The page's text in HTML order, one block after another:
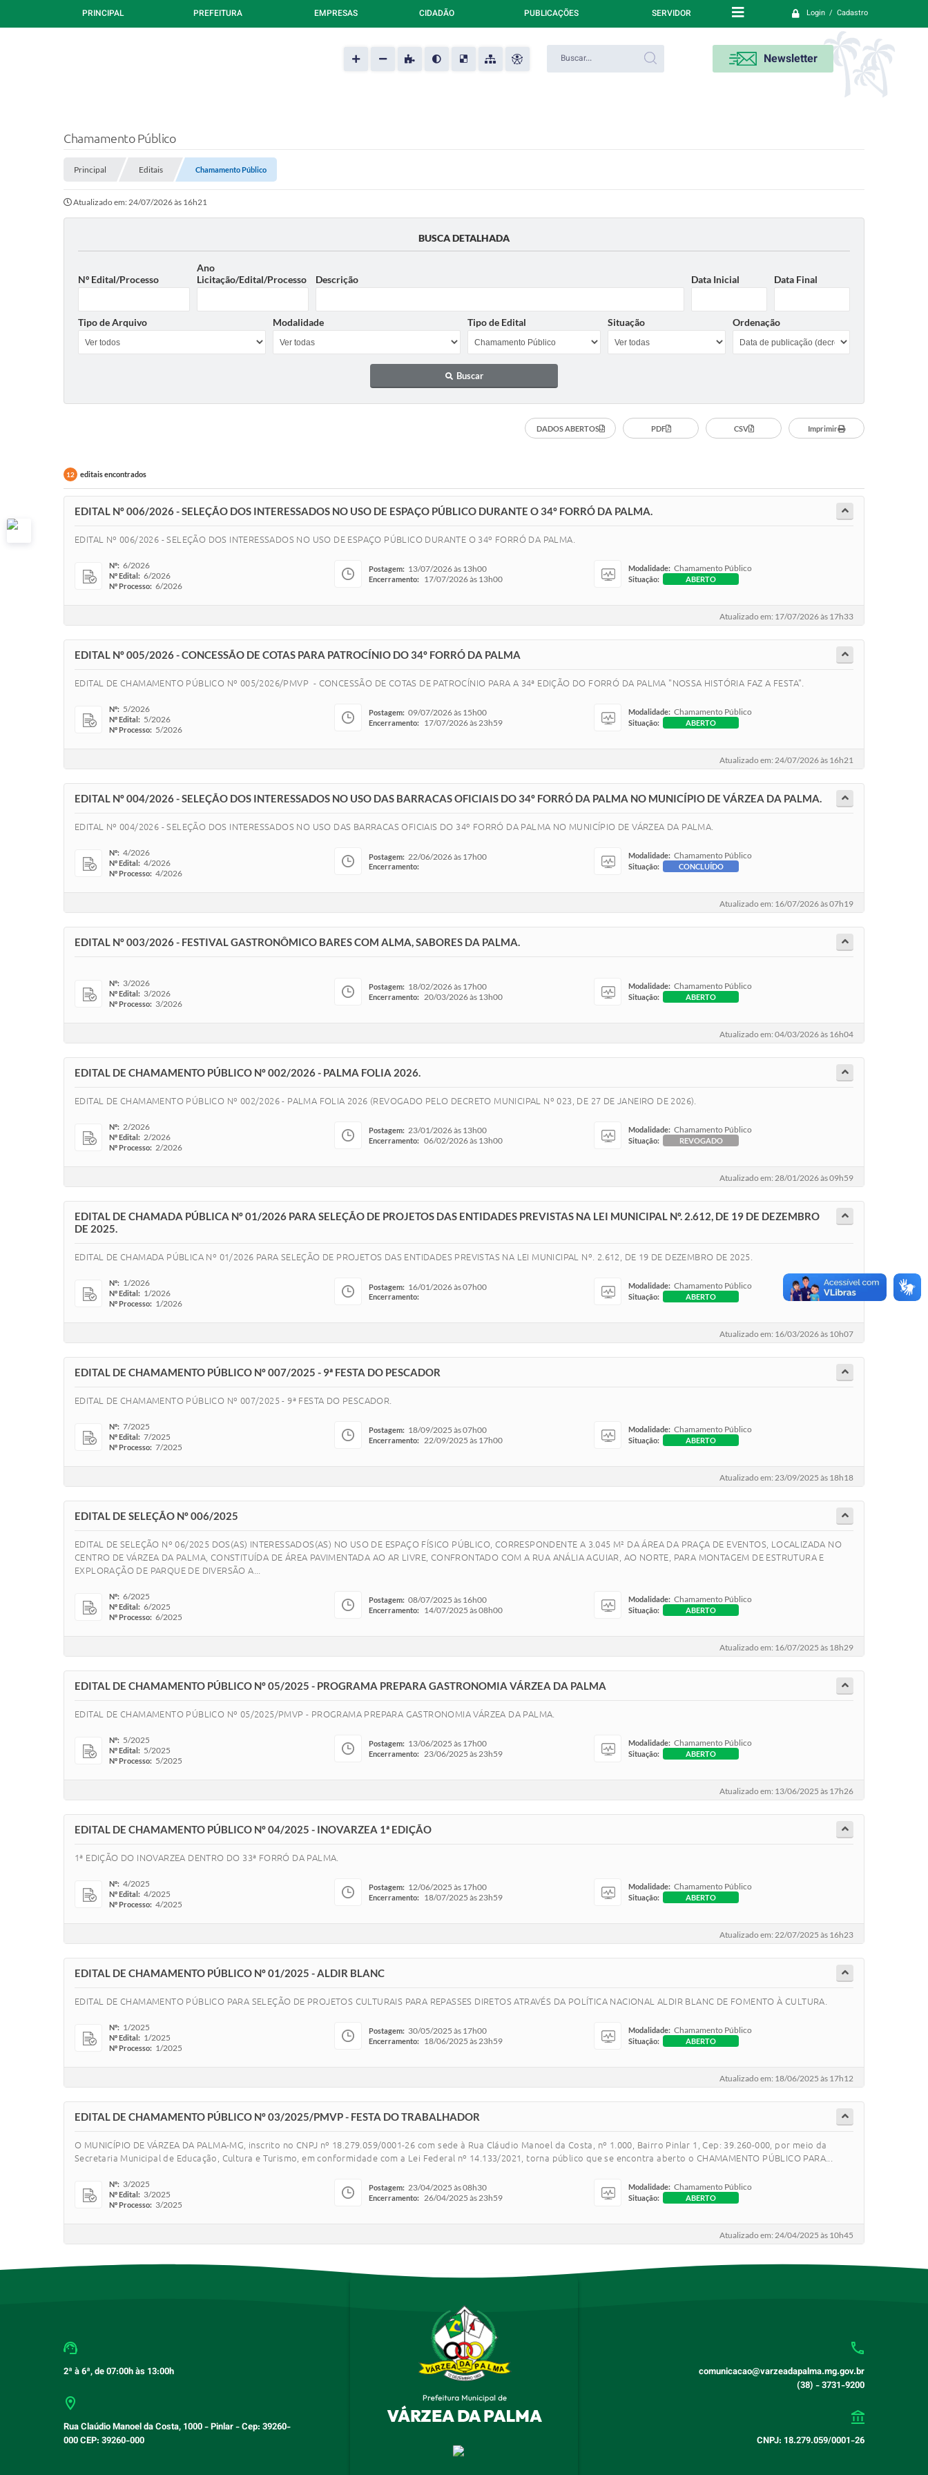
Login / Cadastro
PRINCIPAL PREFEITURA EMPRESAS CIDADÃO PUBLICAÇÕES SERVIDOR
Newsletter
Chamamento Público
Principal Editais Chamamento Público
Atualizado em: 24/07/2026 às 16h21
BUSCA DETALHADA
Nº Edital/Processo
Ano
Licitação/Edital/Processo
Descrição Data Inicial Data Final
Tipo de Arquivo Modalidade Tipo de Edital Situação Ordenação
Buscar
DADOS ABERTOS PDF CSV Imprimir
12 editais encontrados
EDITAL Nº 006/2026 - SELEÇÃO DOS INTERESSADOS NO USO DE ESPAÇO PÚBLICO DURANTE O 34º FORRÓ DA PALMA.
EDITAL Nº 006/2026 - SELEÇÃO DOS INTERESSADOS NO USO DE ESPAÇO PÚBLICO DURANTE O 34º FORRÓ DA PALMA.
Nº: 6/2026
Nº Edital: 6/2026
Nº Processo: 6/2026
Postagem: 13/07/2026 às 13h00
Encerramento: 17/07/2026 às 13h00
Modalidade: Chamamento Público
Situação: ABERTO
Atualizado em: 17/07/2026 às 17h33
EDITAL Nº 005/2026 - CONCESSÃO DE COTAS PARA PATROCÍNIO DO 34º FORRÓ DA PALMA
EDITAL DE CHAMAMENTO PÚBLICO Nº 005/2026/PMVP - CONCESSÃO DE COTAS DE PATROCÍNIO PARA A 34ª EDIÇÃO DO FORRÓ DA PALMA "NOSSA HISTÓRIA FAZ A FESTA".
Nº: 5/2026
Nº Edital: 5/2026
Nº Processo: 5/2026
Postagem: 09/07/2026 às 15h00
Encerramento: 17/07/2026 às 23h59
Modalidade: Chamamento Público
Situação: ABERTO
Atualizado em: 24/07/2026 às 16h21
EDITAL Nº 004/2026 - SELEÇÃO DOS INTERESSADOS NO USO DAS BARRACAS OFICIAIS DO 34º FORRÓ DA PALMA NO MUNICÍPIO DE VÁRZEA DA PALMA.
EDITAL Nº 004/2026 - SELEÇÃO DOS INTERESSADOS NO USO DAS BARRACAS OFICIAIS DO 34º FORRÓ DA PALMA NO MUNICÍPIO DE VÁRZEA DA PALMA.
Nº: 4/2026
Nº Edital: 4/2026
Nº Processo: 4/2026
Postagem: 22/06/2026 às 17h00
Encerramento:
Modalidade: Chamamento Público
Situação: CONCLUÍDO
Atualizado em: 16/07/2026 às 07h19
EDITAL Nº 003/2026 - FESTIVAL GASTRONÔMICO BARES COM ALMA, SABORES DA PALMA.
Nº: 3/2026
Nº Edital: 3/2026
Nº Processo: 3/2026
Postagem: 18/02/2026 às 17h00
Encerramento: 20/03/2026 às 13h00
Modalidade: Chamamento Público
Situação: ABERTO
Atualizado em: 04/03/2026 às 16h04
EDITAL DE CHAMAMENTO PÚBLICO Nº 002/2026 - PALMA FOLIA 2026.
EDITAL DE CHAMAMENTO PÚBLICO Nº 002/2026 - PALMA FOLIA 2026 (REVOGADO PELO DECRETO MUNICIPAL Nº 023, DE 27 DE JANEIRO DE 2026).
Nº: 2/2026
Nº Edital: 2/2026
Nº Processo: 2/2026
Postagem: 23/01/2026 às 13h00
Encerramento: 06/02/2026 às 13h00
Modalidade: Chamamento Público
Situação: REVOGADO
Atualizado em: 28/01/2026 às 09h59
EDITAL DE CHAMADA PÚBLICA Nº 01/2026 PARA SELEÇÃO DE PROJETOS DAS ENTIDADES PREVISTAS NA LEI MUNICIPAL Nº. 2.612, DE 19 DE DEZEMBRO
DE 2025.
EDITAL DE CHAMADA PÚBLICA Nº 01/2026 PARA SELEÇÃO DE PROJETOS DAS ENTIDADES PREVISTAS NA LEI MUNICIPAL Nº. 2.612, DE 19 DE DEZEMBRO DE 2025.
Nº: 1/2026
Nº Edital: 1/2026
Nº Processo: 1/2026
Postagem: 16/01/2026 às 07h00
Encerramento:
Modalidade: Chamamento Público
Situação: ABERTO
Atualizado em: 16/03/2026 às 10h07
EDITAL DE CHAMAMENTO PÚBLICO Nº 007/2025 - 9ª FESTA DO PESCADOR
EDITAL DE CHAMAMENTO PÚBLICO Nº 007/2025 - 9ª FESTA DO PESCADOR.
Nº: 7/2025
Nº Edital: 7/2025
Nº Processo: 7/2025
Postagem: 18/09/2025 às 07h00
Encerramento: 22/09/2025 às 17h00
Modalidade: Chamamento Público
Situação: ABERTO
Atualizado em: 23/09/2025 às 18h18
EDITAL DE SELEÇÃO Nº 006/2025
EDITAL DE SELEÇÃO Nº 06/2025 DOS(AS) INTERESSADOS(AS) NO USO DE ESPAÇO FÍSICO PÚBLICO, CORRESPONDENTE A 3.045 M² DA ÁREA DA PRAÇA DE EVENTOS, LOCALIZADA NO
CENTRO DE VÁRZEA DA PALMA, CONSTITUÍDA DE ÁREA PAVIMENTADA AO AR LIVRE, CONFRONTADO COM A RUA ANÁLIA AGUIAR, AO NORTE, PARA MONTAGEM DE ESTRUTURA E
EXPLORAÇÃO DE PARQUE DE DIVERSÃO A...
Nº: 6/2025
Nº Edital: 6/2025
Nº Processo: 6/2025
Postagem: 08/07/2025 às 16h00
Encerramento: 14/07/2025 às 08h00
Modalidade: Chamamento Público
Situação: ABERTO
Atualizado em: 16/07/2025 às 18h29
EDITAL DE CHAMAMENTO PÚBLICO Nº 05/2025 - PROGRAMA PREPARA GASTRONOMIA VÁRZEA DA PALMA
EDITAL DE CHAMAMENTO PÚBLICO Nº 05/2025/PMVP - PROGRAMA PREPARA GASTRONOMIA VÁRZEA DA PALMA.
Nº: 5/2025
Nº Edital: 5/2025
Nº Processo: 5/2025
Postagem: 13/06/2025 às 17h00
Encerramento: 23/06/2025 às 23h59
Modalidade: Chamamento Público
Situação: ABERTO
Atualizado em: 13/06/2025 às 17h26
EDITAL DE CHAMAMENTO PÚBLICO Nº 04/2025 - INOVARZEA 1ª EDIÇÃO
1ª EDIÇÃO DO INOVARZEA DENTRO DO 33ª FORRÓ DA PALMA.
Nº: 4/2025
Nº Edital: 4/2025
Nº Processo: 4/2025
Postagem: 12/06/2025 às 17h00
Encerramento: 18/07/2025 às 23h59
Modalidade: Chamamento Público
Situação: ABERTO
Atualizado em: 22/07/2025 às 16h23
EDITAL DE CHAMAMENTO PÚBLICO Nº 01/2025 - ALDIR BLANC
EDITAL DE CHAMAMENTO PÚBLICO PARA SELEÇÃO DE PROJETOS CULTURAIS PARA REPASSES DIRETOS ATRAVÉS DA POLÍTICA NACIONAL ALDIR BLANC DE FOMENTO À CULTURA.
Nº: 1/2025
Nº Edital: 1/2025
Nº Processo: 1/2025
Postagem: 30/05/2025 às 17h00
Encerramento: 18/06/2025 às 23h59
Modalidade: Chamamento Público
Situação: ABERTO
Atualizado em: 18/06/2025 às 17h12
EDITAL DE CHAMAMENTO PÚBLICO Nº 03/2025/PMVP - FESTA DO TRABALHADOR
O MUNICÍPIO DE VÁRZEA DA PALMA-MG, inscrito no CNPJ nº 18.279.059/0001-26 com sede à Rua Cláudio Manoel da Costa, nº 1.000, Bairro Pinlar 1, Cep: 39.260-000, por meio da
Secretaria Municipal de Educação, Cultura e Turismo, em conformidade com a Lei Federal nº 14.133/2021, torna público que se encontra aberto o CHAMAMENTO PÚBLICO PARA...
Nº: 3/2025
Nº Edital: 3/2025
Nº Processo: 3/2025
Postagem: 23/04/2025 às 08h30
Encerramento: 26/04/2025 às 23h59
Modalidade: Chamamento Público
Situação: ABERTO
Atualizado em: 24/04/2025 às 10h45
2ª à 6ª, de 07:00h às 13:00h
Rua Claúdio Manoel da Costa, 1000 - Pinlar - Cep: 39260-
000 CEP: 39260-000
comunicacao@varzeadapalma.mg.gov.br
(38) - 3731-9200
CNPJ: 18.279.059/0001-26